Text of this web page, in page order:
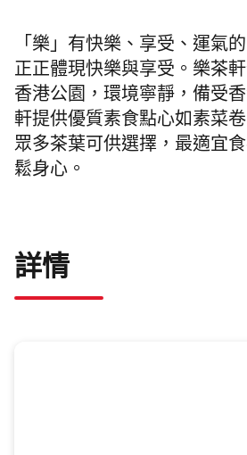
「樂」有快樂、享受、運氣
正正體現快樂與享受。樂茶
香港公園，環境寧靜，備受
軒提供優質素食點心如素菜
眾多茶葉可供選擇，最適宜
鬆身心。
詳情